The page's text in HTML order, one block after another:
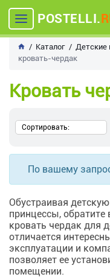
POSTELLI.
Каталог Детские
кровать-чердак
Кровать
Сортировать:
По вашему
Обустраивая
принцессы,
кровать чердак для
отличается
эксплуатации и
позволяет ее
помещении.